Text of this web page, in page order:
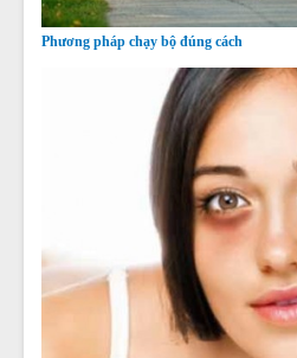
Phương pháp chạy bộ đúng cách